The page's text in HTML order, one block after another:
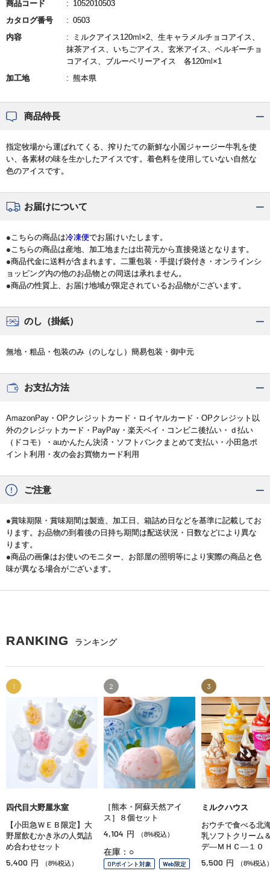
商品コード
1052010503
カタログ番号
0503
内容
ミルクアイス120ml×2、生キャラメルチョコアイス、
抹茶アイス、いちごアイス、玄米アイス、ベルギーチョ
コアイス、ブルーベリーアイス 各120ml×1
加工地
熊本県
商品特長
指定牧場から運ばれてくる、搾りたての新鮮な小国ジャージー牛乳を使
い、各素材の味を生かしたアイスです。着色料を使用していない自然な
色のアイスです。
お届けについて
●こちらの商品は冷凍便でお届けいたします。
●こちらの商品は産地、加工地または出荷元から直接発送となります。
●商品代金に送料が含まれます。二重包装・手提げ袋付き・オンラインシ
ョッピング内の他のお品物との同送は承れません。
●商品の性質上、お届け地域が限定されているお品物がございます。
のし（掛紙）
無地・粗品・包装のみ（のしなし）簡易包装・御中元
お支払方法
AmazonPay・OPクレジットカード・ロイヤルカード・OPクレジット以
外のクレジットカード・PayPay・楽天ペイ・コンビニ後払い・ｄ払い
（ドコモ）・auかんたん決済・ソフトバンクまとめて支払い・小田急ポ
イント利用・友の会お買物カード利用
ご注意
●賞味期限・賞味期間は製造、加工日、箱詰め日などを基準に記載してお
ります。お品物の到着後の日持ち期間は配送状況・日数などにより異な
ります。
●商品の画像はお使いのモニター、お部屋の照明等により実際の商品と色
味が異なる場合がございます。
RANKING ランキング
1
四代目大野屋氷室
【小田急ＷＥＢ限定】大
野屋飲むかき氷の人気詰
め合わせセット
5,400 円 （8%税込）
2
［熊本・阿蘇天然アイ
ス］８個セット
4,104 円 （8%税込）
在庫：○
OPポイント対象
Web限定
3
ミルクハウス
おウチで食べる北
乳ソフトクリーム
デ—ＭＨＣ—１０
5,500 円 （8%税込